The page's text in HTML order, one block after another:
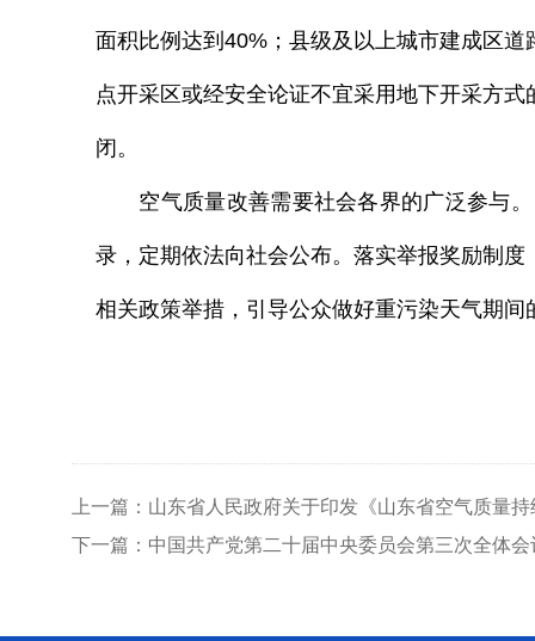
面积比例达到 40% ；县级及以上城市建成区
点开采区或经安全论证不宜采用地下开采方
闭。
空气质量改善需要社会各界的广泛参与。
录，定期依法向社会公布。落实举报奖励制
相关政策举措，引导公众做好重污染天气期间
上一篇：山东省人民政府关于印发《山东省空气质量
下一篇：中国共产党第二十届中央委员会第三次全体